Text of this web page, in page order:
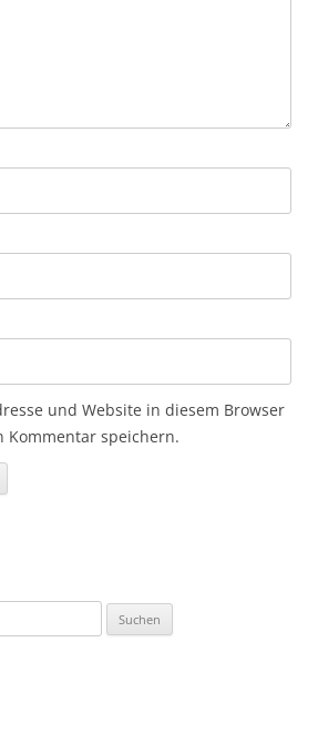
und Website in diesem Browser
Kommentar speichern.